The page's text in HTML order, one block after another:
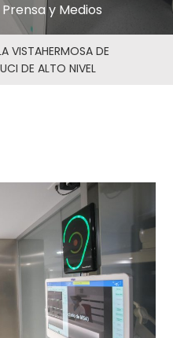
Prensa y Medios
VISTAHERMOSA DE
DE ALTO NIVEL